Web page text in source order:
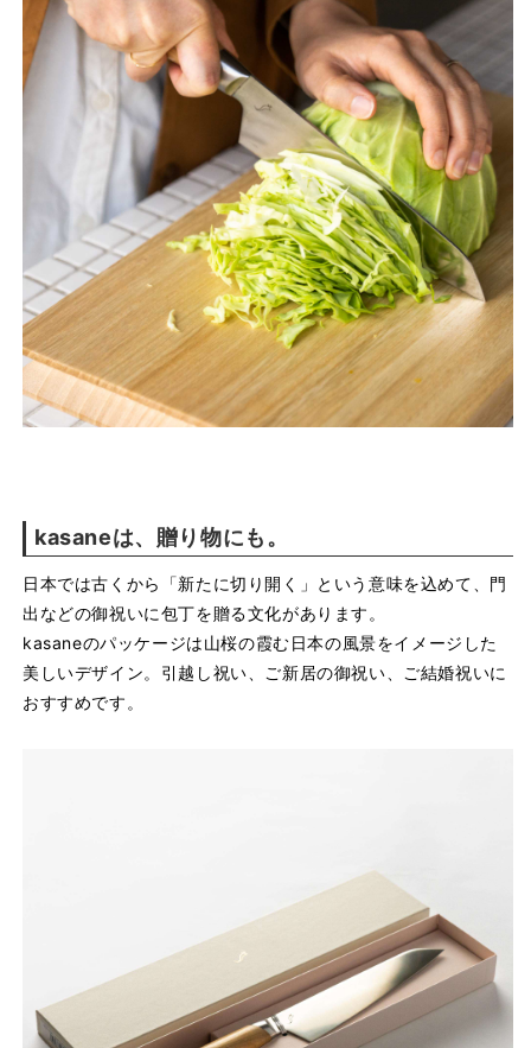
kasaneは、贈り物にも。
日本では古くから「新たに切り開く」という意味を込めて、門
出などの御祝いに包丁を贈る文化があります。
kasaneのパッケージは山桜の霞む日本の風景をイメージした
美しいデザイン。引越し祝い、ご新居の御祝い、ご結婚祝いに
おすすめです。